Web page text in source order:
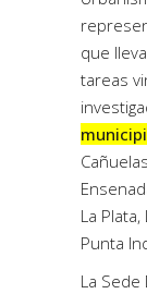
que
tareas
La
Punta
La